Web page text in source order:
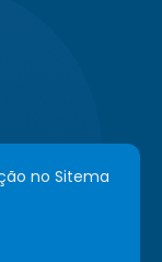
no Sitema